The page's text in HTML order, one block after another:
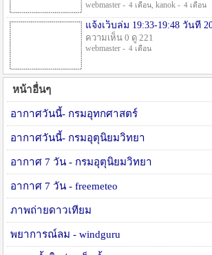
webmaster - 4 เดือน, kanok - 4 เดือน
แจ้งเว็บล่ม 19:33-19:48 วันที่
ความเห็น 0 ดู 221
webmaster - 4 เดือน
หน้าอื่นๆ
อากาศวันนี้- กรมอุทกศาสตร์
อากาศวันนี้- กรมอุตุนิยมวิทยา
อากาศ 7 วัน - กรมอุตุนิยมวิทยา
อากาศ 7 วัน - freemeteo
ภาพถ่ายดาวเทียม
พยาการณ์ลม - windguru